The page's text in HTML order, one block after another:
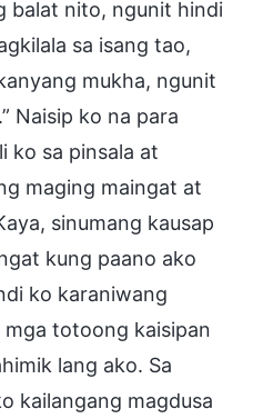
balat nito, ngunit hindi
sa isang tao,
mukha, ngunit
Naisip ko na para
ko sa pinsala at
maging maingat at
sinumang kausap
kung paano ako
ko karaniwang
mga totoong kaisipan
lang ako. Sa
kailangang magdusa